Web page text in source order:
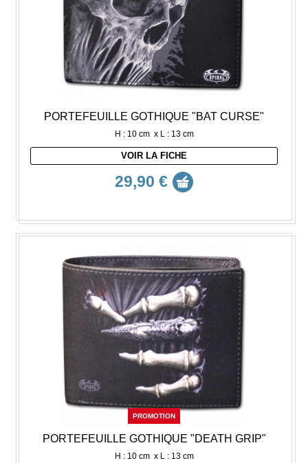
PORTEFEUILLE GOTHIQUE "BAT CURSE"
H : 10 cm x L : 13 cm
VOIR LA FICHE
29,90 €
PROMOTION
PORTEFEUILLE GOTHIQUE "DEATH GRIP"
H : 10 cm x L : 13 cm